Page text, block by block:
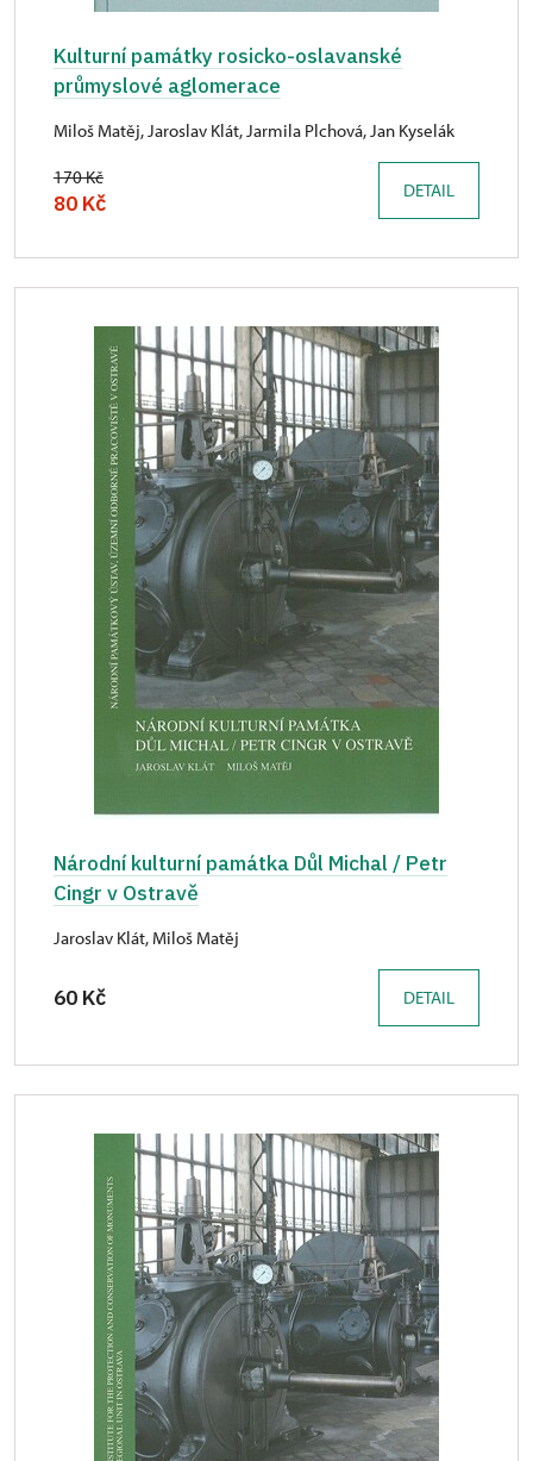
Kulturní památky rosicko-oslavanské
průmyslové aglomerace
Miloš Matěj, Jaroslav Klát, Jarmila Plchová, Jan Kyselák
170 Kč
80 Kč DETAIL
Národní kulturní památka Důl Michal / Petr
Cingr v Ostravě
Jaroslav Klát, Miloš Matěj
60 Kč DETAIL